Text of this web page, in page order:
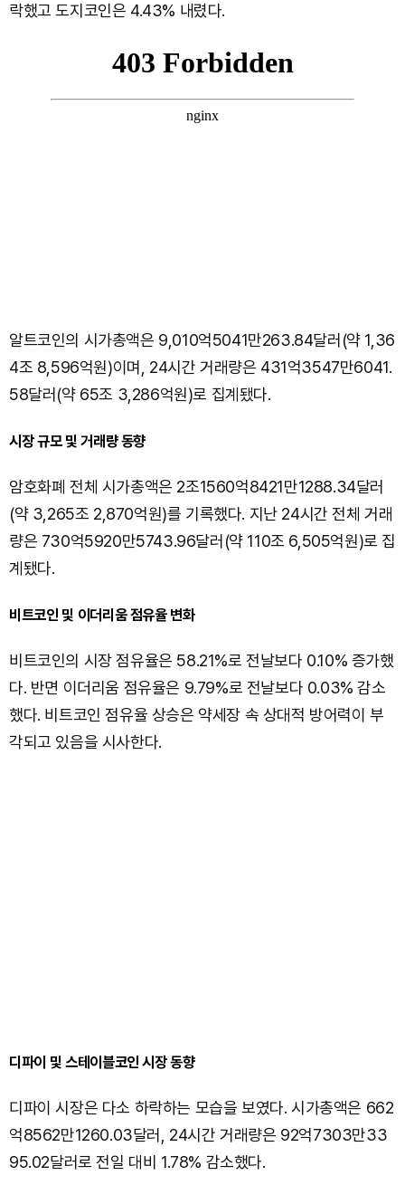
락했고 도지코인은 4.43% 내렸다.
알트코인의 시가총액은 9,010억5041만263.84달러(약 1,36
4조 8,596억원)이며, 24시간 거래량은 431억3547만6041.
58달러(약 65조 3,286억원)로 집계됐다.
시장 규모 및 거래량 동향
암호화폐 전체 시가총액은 2조1560억8421만1288.34달러
(약 3,265조 2,870억원)를 기록했다. 지난 24시간 전체 거래
량은 730억5920만5743.96달러(약 110조 6,505억원)로 집
계됐다.
비트코인 및 이더리움 점유율 변화
비트코인의 시장 점유율은 58.21%로 전날보다 0.10% 증가했
다. 반면 이더리움 점유율은 9.79%로 전날보다 0.03% 감소
했다. 비트코인 점유율 상승은 약세장 속 상대적 방어력이 부
각되고 있음을 시사한다.
디파이 및 스테이블코인 시장 동향
디파이 시장은 다소 하락하는 모습을 보였다. 시가총액은 662
억8562만1260.03달러, 24시간 거래량은 92억7303만33
95.02달러로 전일 대비 1.78% 감소했다.